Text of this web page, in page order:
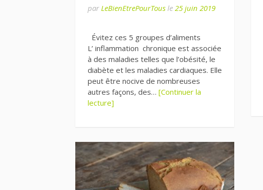
par LeBienEtrePourTous le 25 juin 2019
Évitez ces 5 groupes d’aliments
L’ inflammation chronique est associée
à des maladies telles que l’obésité, le
diabète et les maladies cardiaques. Elle
peut être nocive de nombreuses
autres façons, des… [Continuer la
lecture]